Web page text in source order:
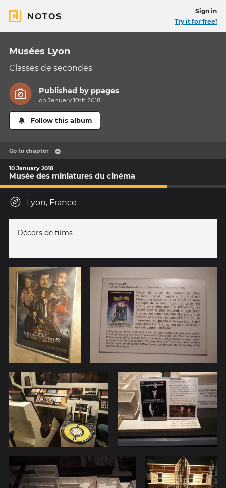
NOTOS
Sign in
Try it for free!
Musées Lyon
Classes de secondes
Published by ppages
on January 10th 2018
Follow this album
Go to chapter
10 January 2018
Musée des miniatures du cinéma
Lyon, France
Décors de films